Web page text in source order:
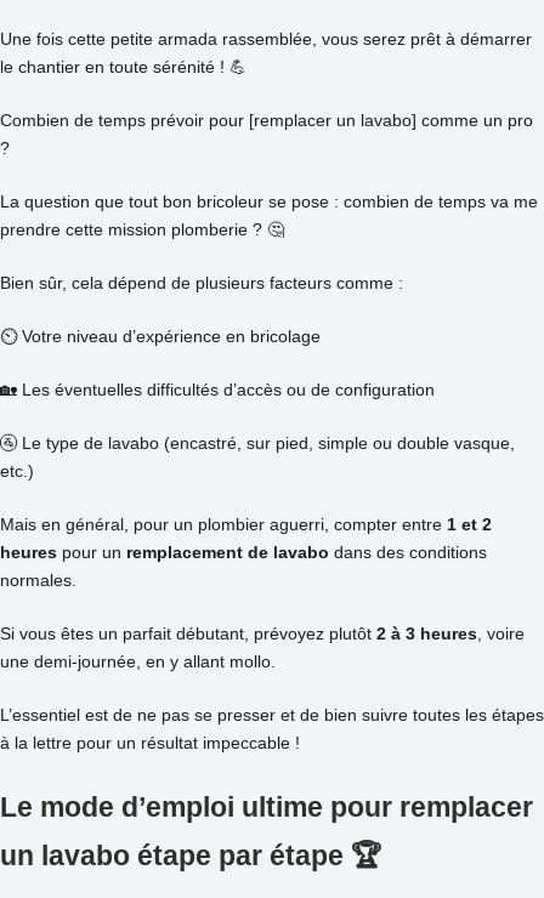
Une fois cette petite armada rassemblée, vous serez prêt à démarrer
le chantier en toute sérénité ! 💪
Combien de temps prévoir pour [remplacer un lavabo] comme un pro
?
La question que tout bon bricoleur se pose : combien de temps va me
prendre cette mission plomberie ? 🤔
Bien sûr, cela dépend de plusieurs facteurs comme :
⏲️ Votre niveau d’expérience en bricolage
🏡 Les éventuelles difficultés d’accès ou de configuration
🚰 Le type de lavabo (encastré, sur pied, simple ou double vasque,
etc.)
Mais en général, pour un plombier aguerri, compter entre 1 et 2
heures pour un remplacement de lavabo dans des conditions
normales.
Si vous êtes un parfait débutant, prévoyez plutôt 2 à 3 heures , voire
une demi-journée, en y allant mollo.
L’essentiel est de ne pas se presser et de bien suivre toutes les étapes
à la lettre pour un résultat impeccable !
Le mode d’emploi ultime pour remplacer
un lavabo étape par étape 🏆